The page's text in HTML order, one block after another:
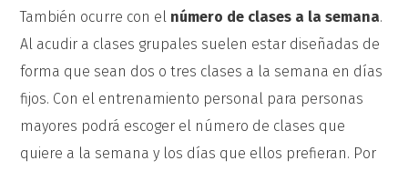
También ocurre con el número de clases a la semana.
Al acudir a clases grupales suelen estar diseñadas de
forma que sean dos o tres clases a la semana en días
fijos. Con el entrenamiento personal para personas
mayores podrá escoger el número de clases que
quiere a la semana y los días que ellos prefieran. Por